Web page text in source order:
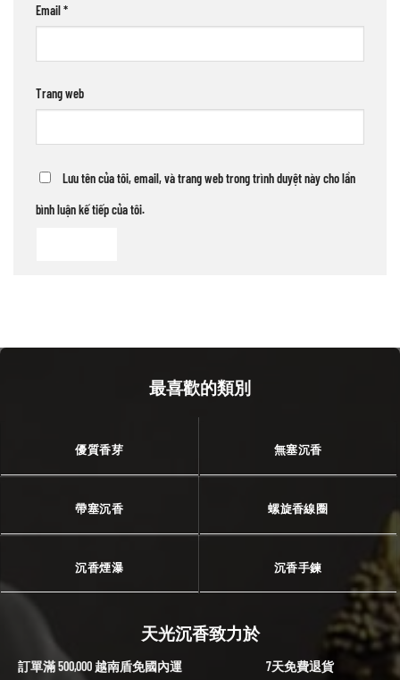
Email*
Trang web
Lưu tên của tôi, email, và trang web trong trình duyệt này cho lần
bình luận kế tiếp của tôi.
最喜歡的類別
優質香芽 無塞沉香
帶塞沉香 螺旋香線圈
沉香煙瀑 沉香手鍊
天光沉香致力於
訂單滿 500,000 越南盾免國內運
7天免費退貨